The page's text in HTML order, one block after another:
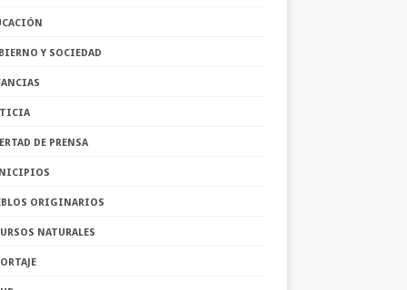
Y SOCIEDAD
DE PRENSA
ORIGINARIOS
NATURALES